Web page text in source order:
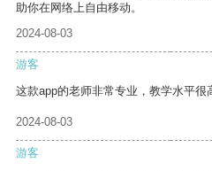
助你在网络上自由移动。
2024-08-03
游客
这款app的老师非常专业，教学水平很
2024-08-03
游客